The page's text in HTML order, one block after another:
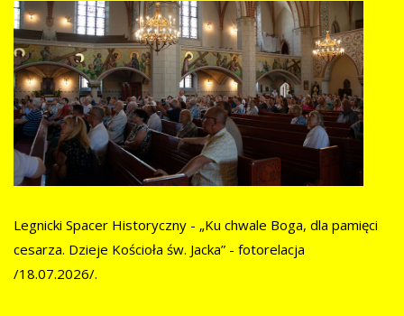
Legnicki Spacer Historyczny - „Ku chwale Boga, dla pamięci
cesarza. Dzieje Kościoła św. Jacka” - fotorelacja
/18.07.2026/.